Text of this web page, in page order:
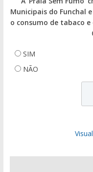
Municipais do Funchal
o consumo de tabaco
SIM
NÃO